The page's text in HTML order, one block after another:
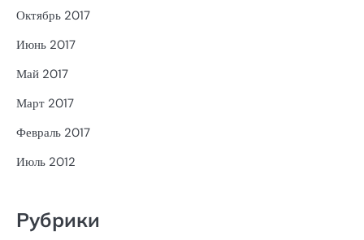
Октябрь 2017
Июнь 2017
Май 2017
Март 2017
Февраль 2017
Июль 2012
Рубрики